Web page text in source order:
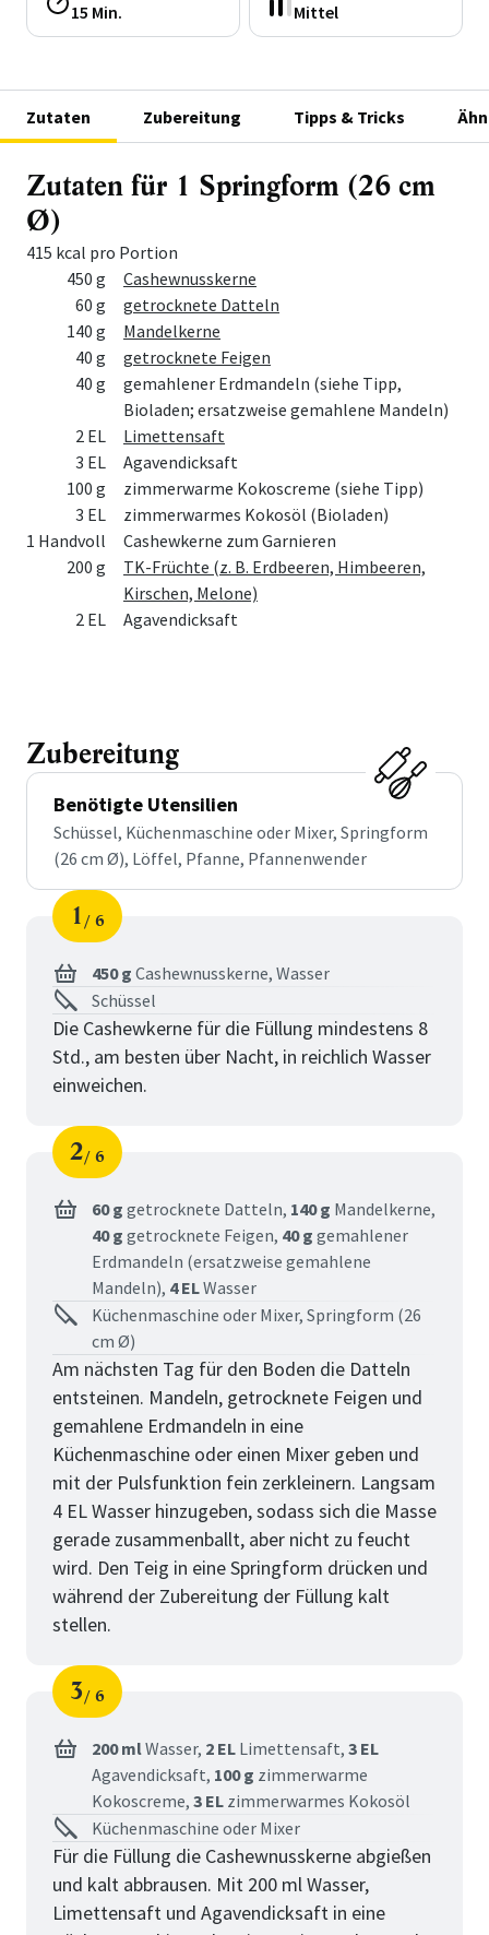
15 Min. Mittel
Zutaten Zubereitung Tipps & Tricks
Zutaten für 1 Springform (26 cm
Ø)
415 kcal pro Portion
MengeZutat
450 g
Cashewnusskerne
60 g
getrocknete Datteln
140 g
Mandelkerne
40 g
getrocknete Feigen
40 g
gemahlener Erdmandeln (siehe Tipp,
Bioladen; ersatzweise gemahlene Mandeln)
2 EL
Limettensaft
3 EL
Agavendicksaft
100 g
zimmerwarme Kokoscreme (siehe Tipp)
3 EL
zimmerwarmes Kokosöl (Bioladen)
1 Handvoll
Cashewkerne zum Garnieren
200 g
TK-Früchte (z. B. Erdbeeren, Himbeeren,
Kirschen, Melone)
2 EL
Agavendicksaft
Zubereitung
Benötigte Utensilien
Schüssel, Küchenmaschine oder Mixer, Springform
(26 cm Ø), Löffel, Pfanne, Pfannenwender
Schritt
1
von
6
450 g Cashewnusskerne, Wasser
Schüssel
Die Cashewkerne für die Füllung mindestens 8
Std., am besten über Nacht, in reichlich Wasser
einweichen.
Schritt
2
von
6
60 g getrocknete Datteln, 140 g Mandelkerne,
40 g getrocknete Feigen, 40 g gemahlener
Erdmandeln (ersatzweise gemahlene
Mandeln), 4 ELWasser
Küchenmaschine oder Mixer, Springform (26
cm Ø)
Am nächsten Tag für den Boden die Datteln
entsteinen. Mandeln, getrocknete Feigen und
gemahlene Erdmandeln in eine
Küchenmaschine oder einen Mixer geben und
mit der Pulsfunktion fein zerkleinern. Langsam
4 EL Wasser hinzugeben, sodass sich die Masse
gerade zusammenballt, aber nicht zu feucht
wird. Den Teig in eine Springform drücken und
während der Zubereitung der Füllung kalt
stellen.
Schritt
3
von
6
200 mlWasser, 2 EL Limettensaft, 3 EL
Agavendicksaft, 100 g zimmerwarme
Kokoscreme, 3 EL zimmerwarmes Kokosöl
Küchenmaschine oder Mixer
Für die Füllung die Cashewnusskerne abgießen
und kalt abbrausen. Mit 200 ml Wasser,
Limettensaft und Agavendicksaft in eine